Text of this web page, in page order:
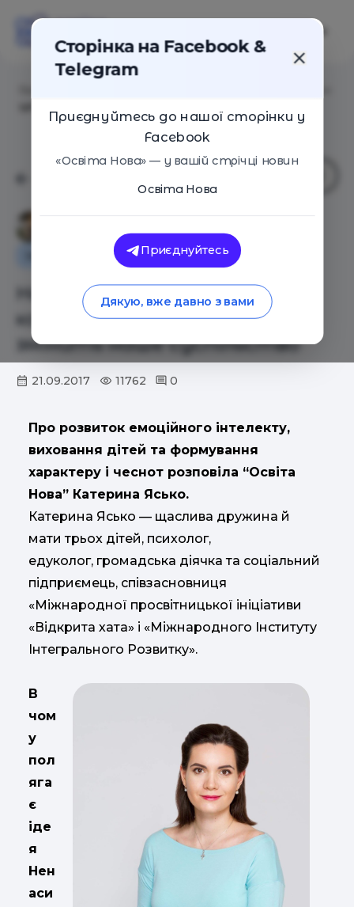
Оглядові статті
Ненасильницьке
комунікування — це те, що
змінить наше суспільство
21.09.2017 11762 0
Про розвиток емоційного інтелекту,
виховання дітей та формування
характеру і чеснот розповіла “Освіта
Нова” Катерина Ясько.
Катерина Ясько — щаслива дружина й
мати трьох дітей, психолог,
едуколог, громадська діячка та соціальний
підприємець, співзасновниця
«Міжнародної просвітницької ініціативи
«Відкрита хата» і «Міжнародного Інституту
Інтегрального Розвитку».
В
чом
у
пол
яга
є
іде
я
Нен
аси
Сторінка на Facebook &
Telegram
Приєднуйтесь до нашої сторінки у
Facebook
«Освіта Нова» — у вашій стрічці новин
Освіта Нова
Приєднуйтесь
Дякую, вже давно з вами